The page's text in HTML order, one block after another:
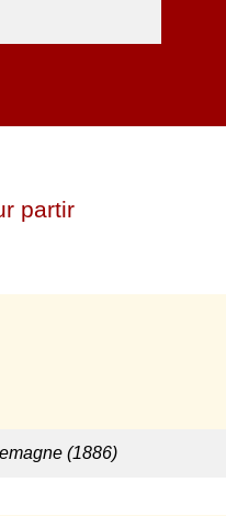
partir
(1886)